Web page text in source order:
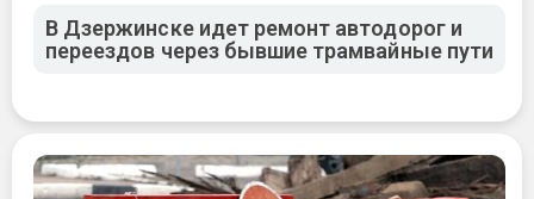
В Дзержинске идет ремонт автодорог и
переездов через бывшие трамвайные пути